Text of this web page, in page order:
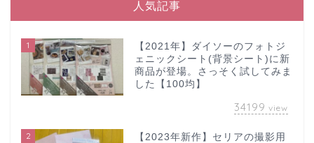
人気記事
1
【2021年】ダイソーのフォトジ
ェニックシート(背景シート)に新
商品が登場。さっそく試してみま
した【100均】
34199 view
2
【2023年新作】セリアの撮影用